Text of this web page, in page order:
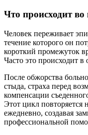
Что происходит во
Человек переживает
течение которого он
короткий промежуток
Часто это происходит в
После обжорства
стыда, страха перед
компенсации
Этот цикл повторяется
ежедневно, создавая
профессиональной